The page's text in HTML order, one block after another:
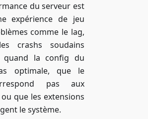
du serveur est
expérience de jeu
comme le lag,
crashs soudains
quand la config du
optimale, que le
pas aux
que les extensions
le système.